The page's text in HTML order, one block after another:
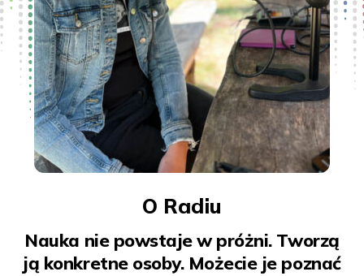
O Radiu
Nauka nie powstaje w próżni. Tworzą
ją konkretne osoby. Możecie je poznać